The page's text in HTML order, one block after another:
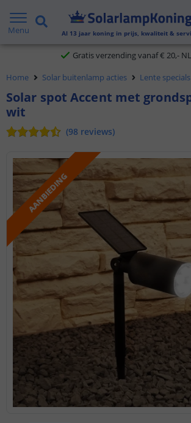
Menu Al 13 jaar koning in prijs, kwaliteit &
Gratis verzending vanaf € 20,- NL
Klantbeoordeling 9.1
Voor 23:45 uur besteld, morgen
Home Solar buitenlamp acties Lente specials
Solar spot Accent met
wit
(98 reviews)
AANBIEDING